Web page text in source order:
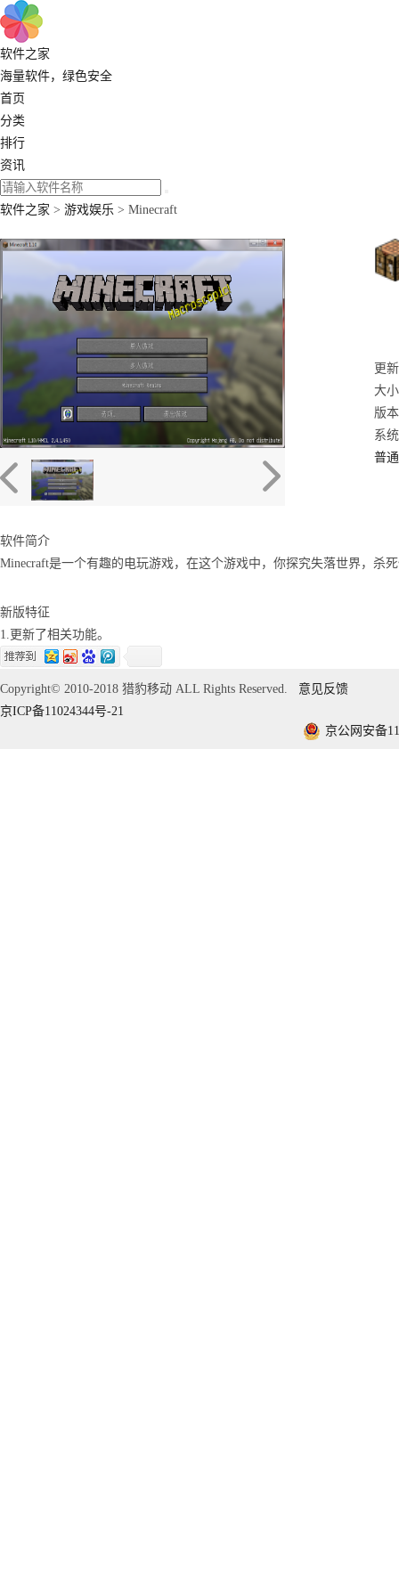
软件之家
海量软件，绿色安全
首页
分类
排行
资讯
软件之家 > 游戏娱乐 > Minecraft
更
大
版
系
普
软件简介
Minecraft是一个有趣的电玩游戏，在这个游戏中，你探究失落世界，杀
新版特征
1.更新了相关功能。
Copyright© 2010-2018 猎豹移动 ALL Rights Reserved. 意见反馈
京ICP备11024344号-21
京公网安备